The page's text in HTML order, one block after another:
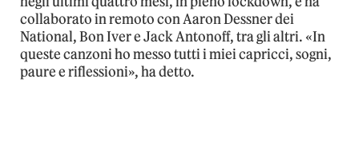
collaborato in remoto con Aaron Dessner dei
National, Bon Iver e Jack Antonoff, tra gli altri. «In
queste canzoni ho messo tutti i miei capricci, sogni,
paure e riflessioni», ha detto.